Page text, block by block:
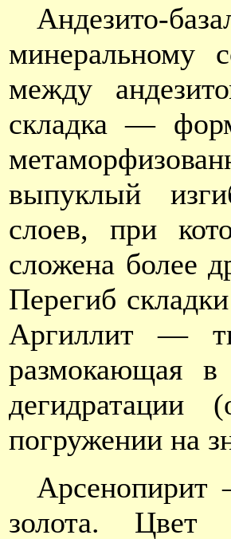
Андезито-
минеральному
между
складка —
выпуклый
слоев, при
сложена более
Перегиб
Аргиллит —
размокающая в
погружении на
Арсенопирит
золота. Цвет